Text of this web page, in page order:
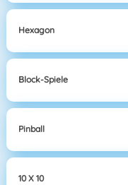
Hexagon
Block-Spiele
Pinball
10 X 10